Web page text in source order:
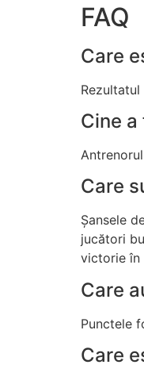
FAQ
Care
Cine
Care
Șansele
jucători
victorie în
Care
Punctele
Care